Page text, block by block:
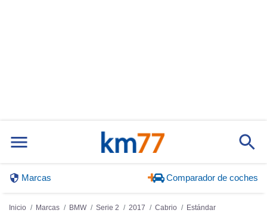
Marcas Comparador de coches
Inicio Marcas BMW Serie 2 2017 Cabrio
Estándar